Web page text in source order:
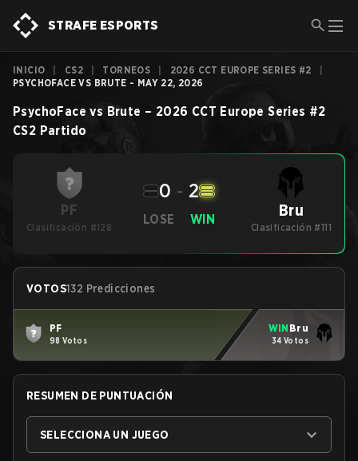
STRAFE ESPORTS
INICIO CS2 TORNEOS 2026 CCT EUROPE SERIES #2
PSYCHOFACE VS BRUTE - MAY 22, 2026
PsychoFace vs Brute – 2026 CCT Europe Series #2
CS2 Partido
PF
Clasificación #128
LOSE
0 - 2
WIN Bru
Clasificación #111
VOTOS132 Predicciones
PF
98 Votos
WIN Bru
34 Votos
RESUMEN DE PUNTUACIÓN
SELECCIONA UN JUEGO